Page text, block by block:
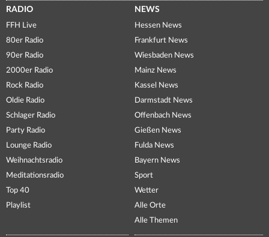
RADIO
FFH Live
80er Radio
90er Radio
2000er Radio
Rock Radio
Oldie Radio
Schlager Radio
Party Radio
Lounge Radio
Weihnachtsradio
Meditationsradio
Top 40
Playlist
NEWS
Hessen News
Frankfurt News
Wiesbaden News
Mainz News
Kassel News
Darmstadt News
Offenbach News
Gießen News
Fulda News
Bayern News
Sport
Wetter
Alle Orte
Alle Themen